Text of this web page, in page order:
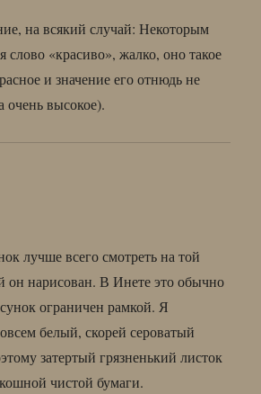
на всякий случай: Некоторым
слово «красиво», жалко, оно такое
и значение его отнюдь не
очень высокое).
лучше всего смотреть на той
он нарисован. В Инете это обычно
ограничен рамкой. Я
белый, скорей сероватый
затертый грязненький листок
чистой бумаги.